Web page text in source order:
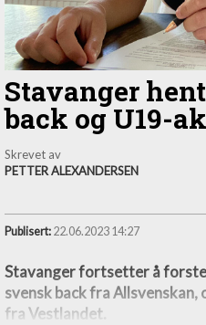
Stavanger
back og U19-
Skrevet av
PETTER ALEXANDERSEN
Publisert: 22.06.2023 14:27
Stavanger fortsetter å
svensk back fra
fra Vestlandet.